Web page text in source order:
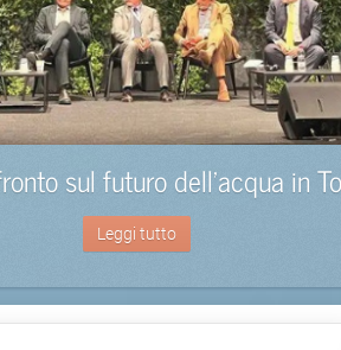
sul futuro dell’acqua in
Leggi tutto